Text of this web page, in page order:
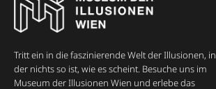
Tritt ein in die faszinierende Welt der Illusionen, in
der nichts so ist, wie es scheint. Besuche uns im
Museum der Illusionen Wien und erlebe das